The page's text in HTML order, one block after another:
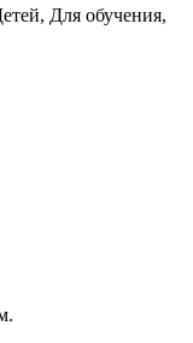
Для обучения,